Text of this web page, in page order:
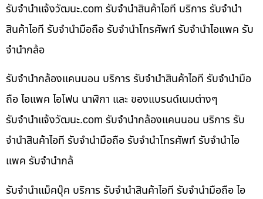
รับจํานําแจ้งวัฒนะ.com รับจำนำสินค้าไอที บริการ รับจำนำ
สินค้าไอที รับจำนำมือถือ รับจำนำโทรศัพท์ รับจำนำไอแพค รับ
จำนำกล้อ
รับจำนำกล้องแคนนอน บริการ รับจำนำสินค้าไอที รับจำนำมือ
ถือ ไอแพค ไอโฟน นาฬิกา และ ของแบรนด์เนมต่างๆ
รับจํานําแจ้งวัฒนะ.com รับจำนำกล้องแคนนอน บริการ รับ
จำนำสินค้าไอที รับจำนำมือถือ รับจำนำโทรศัพท์ รับจำนำไอ
แพค รับจำนำกล้
รับจำนำแม็คบุ๊ค บริการ รับจำนำสินค้าไอที รับจำนำมือถือ ไอ